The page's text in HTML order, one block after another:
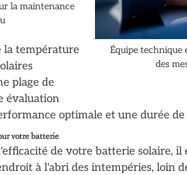
Équipe technique
des
la maintenance
la température
plage de
évaluation
optimale et une durée
votre batterie
de votre batterie solaire, il
à l'abri des intempéries, loin